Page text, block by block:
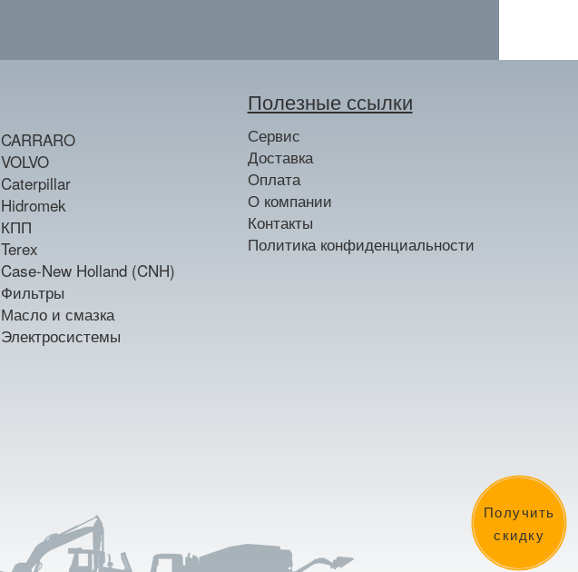
Получить
скидку
CARRARO
VOLVO
Caterpillar
Hidromek
КПП
Terex
Case-New Holland (CNH)
Фильтры
Масло и смазка
Электросистемы
Полезные ссылки
Сервис
Доставка
Оплата
О компании
Контакты
Политика конфиденциальности